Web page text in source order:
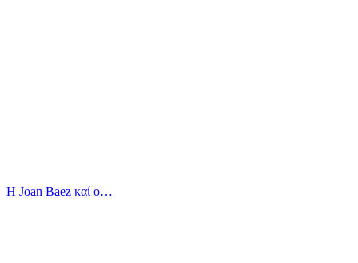
Η Joan Baez καί ο…